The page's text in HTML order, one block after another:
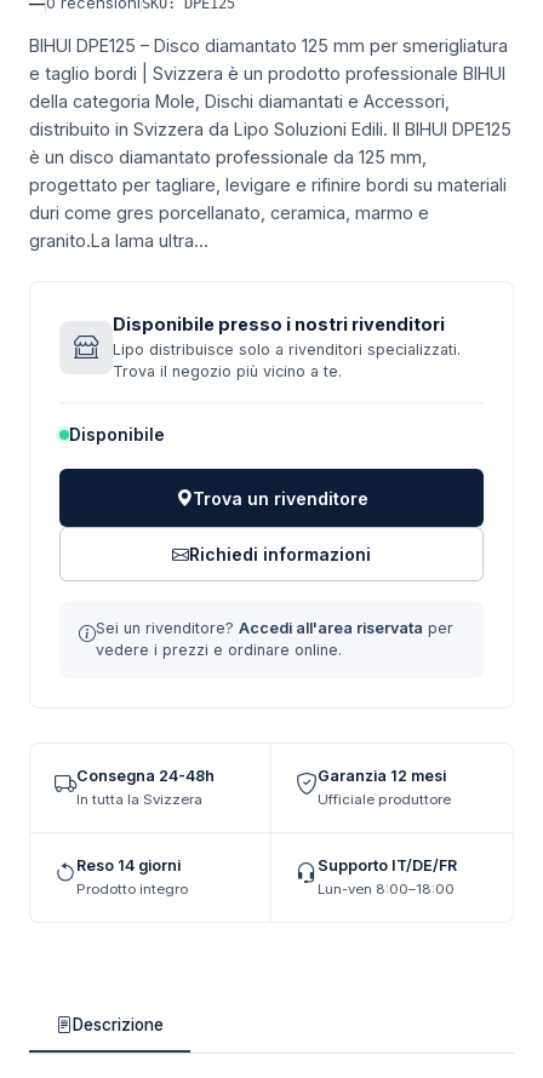
BIHUI DPE125 – Disco diamantato 125 mm per smerigliatura
e taglio bordi | Svizzera è un prodotto professionale BIHUI
della categoria Mole, Dischi diamantati e Accessori,
distribuito in Svizzera da Lipo Soluzioni Edili. Il BIHUI DPE125
è un disco diamantato professionale da 125 mm,
progettato per tagliare, levigare e rifinire bordi su materiali
duri come gres porcellanato, ceramica, marmo e
granito.La lama ultra...
Disponibile presso i nostri rivenditori
Lipo distribuisce solo a rivenditori specializzati.
Trova il negozio più vicino a te.
Disponibile
Trova un rivenditore
Richiedi informazioni
Sei un rivenditore? Accedi all'area riservata per
vedere i prezzi e ordinare online.
Consegna 24-48h
In tutta la Svizzera
Garanzia 12 mesi
Ufficiale produttore
Reso 14 giorni
Prodotto integro
Supporto IT/DE/FR
Lun-ven 8:00–18:00
Descrizione